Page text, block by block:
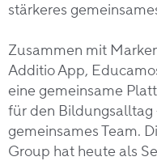
stärkeres
Zusammen mit
Additio App,
eine gemeinsame
für den Bildungsalltag
gemeinsames Team.
Group hat heute als